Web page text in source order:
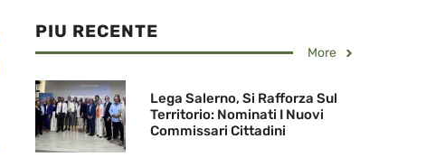
PIU RECENTE
More
Lega Salerno, Si Rafforza Sul
Territorio: Nominati I Nuovi
Commissari Cittadini